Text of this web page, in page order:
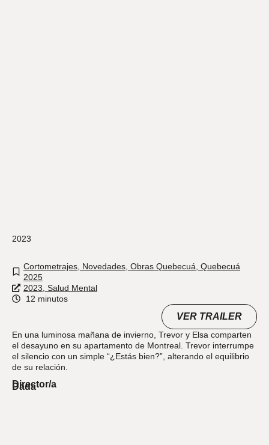
2023
Cortometrajes, Novedades, Obras Quebecuá, Quebecuá
2025
2023, Salud Mental
12 minutos
VER TRAILER
En una luminosa mañana de invierno, Trevor y Elsa comparten
el desayuno en su apartamento de Montreal. Trevor interrumpe
el silencio con un simple “¿Estás bien?”, alterando el equilibrio
de su relación.
Director/a
Dada